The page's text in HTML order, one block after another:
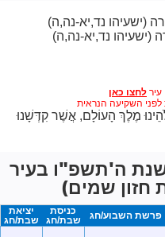
(ישעיהו נד,יא-נה,ה)
(ישעיהו נד,יא-נה,ה)
עיר
מֶלֶךְ הָעוֹלָם, אֲשֶׁר קִדְּשָׁנוּ
ה'תשפ"ו בעיר
חזון שמים)
פרשת השבוע/חג
כניסת
שבת/חג
יציאת
שבת/חג